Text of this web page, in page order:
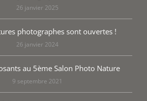
26 janvier 2025
photographes sont ouvertes !
26 janvier 2024
au 5ème Salon Photo Nature
9 septembre 2021